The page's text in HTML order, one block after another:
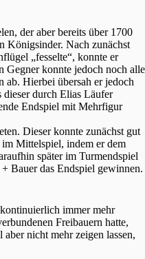
der aber bereits über 1700
Königsinder. Nach zunächst
„fesselte“, konnte er
Gegner konnte jedoch noch alle
ab. Hierbei übersah er jedoch
dieser durch Elias Läufer
Endspiel mit Mehrfigur
Dieser konnte zunächst gut
Mittelspiel, indem er dem
später im Turmendspiel
Bauer das Endspiel gewinnen.
immer mehr
Freibauern hatte,
nicht mehr zeigen lassen,